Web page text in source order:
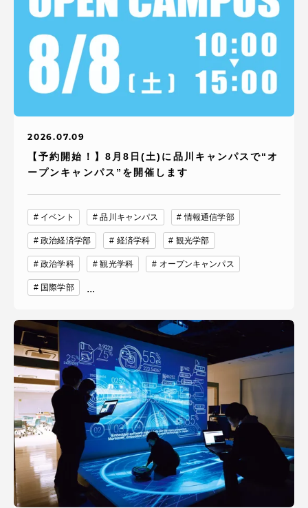
2026.07.09
【予約開始！】8月8日(土)に品川キャンパスで“オ
ープンキャンパス”を開催します
イベント 品川キャンパス 情報通信学部
政治経済学部 経済学科 観光学部
政治学科 観光学科 オープンキャンパス
国際学部 ...